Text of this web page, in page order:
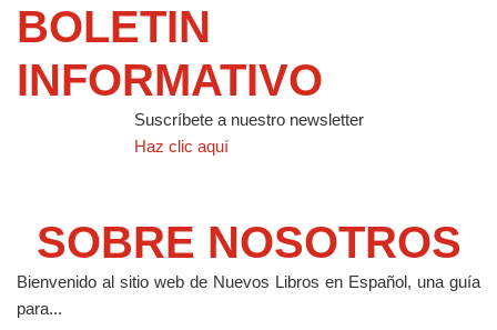
BOLETIN
INFORMATIVO
Suscríbete a nuestro newsletter
Haz clic aquí
SOBRE NOSOTROS
Bienvenido al sitio web de Nuevos Libros en Español, una guía
para...